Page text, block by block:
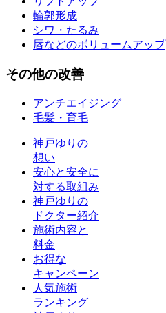
輪郭形成
シワ・たるみ
唇などのボリュームアップ
その他の改善
アンチエイジング
毛髪・育毛
神戸ゆりの
想い
安心と安全に
対する取組み
神戸ゆりの
ドクター紹介
施術内容と
料金
お得な
キャンペーン
人気施術
ランキング